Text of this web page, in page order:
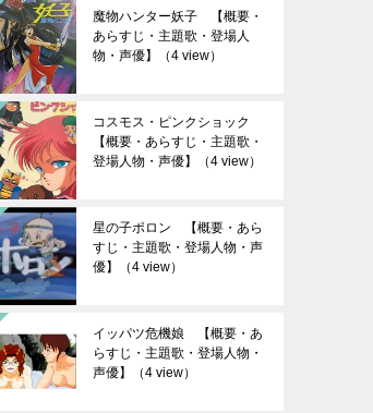
魔物ハンター妖子 【概要・
あらすじ・主題歌・登場人
物・声優】
（4 view）
コスモス・ピンクショック
【概要・あらすじ・主題歌・
登場人物・声優】
（4 view）
星の子ポロン 【概要・あら
すじ・主題歌・登場人物・声
優】
（4 view）
イッパツ危機娘 【概要・あ
らすじ・主題歌・登場人物・
声優】
（4 view）